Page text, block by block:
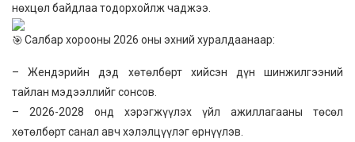
нөхцөл байдлаа тодорхойлж чаджээ.
Салбар хорооны 2026 оны эхний хуралдаанаар:
– Жендэрийн дэд хөтөлбөрт хийсэн дүн шинжилгээний
тайлан мэдээллийг сонсов.
– 2026-2028 онд хэрэгжүүлэх үйл ажиллагааны төсөл
хөтөлбөрт санал авч хэлэлцүүлэг өрнүүлэв.